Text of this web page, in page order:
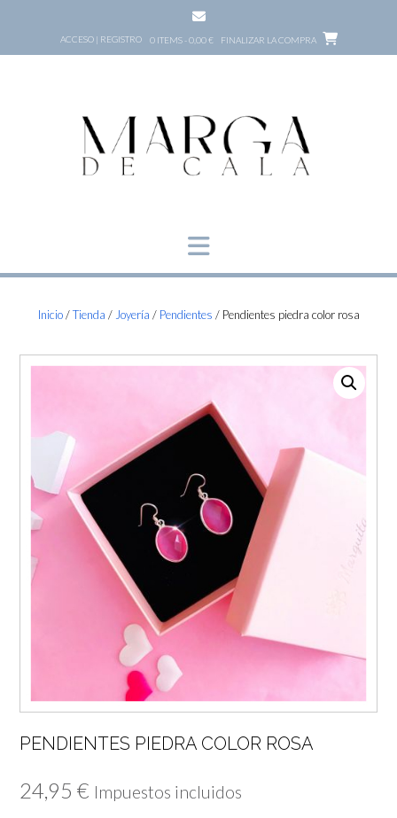
ACCESO | REGISTRO 0 ITEMS - 0,00 € FINALIZAR LA COMPRA
Inicio/Tienda / Joyería / Pendientes / Pendientes piedra color rosa
PENDIENTES PIEDRA COLOR ROSA
24,95 € Impuestos incluidos